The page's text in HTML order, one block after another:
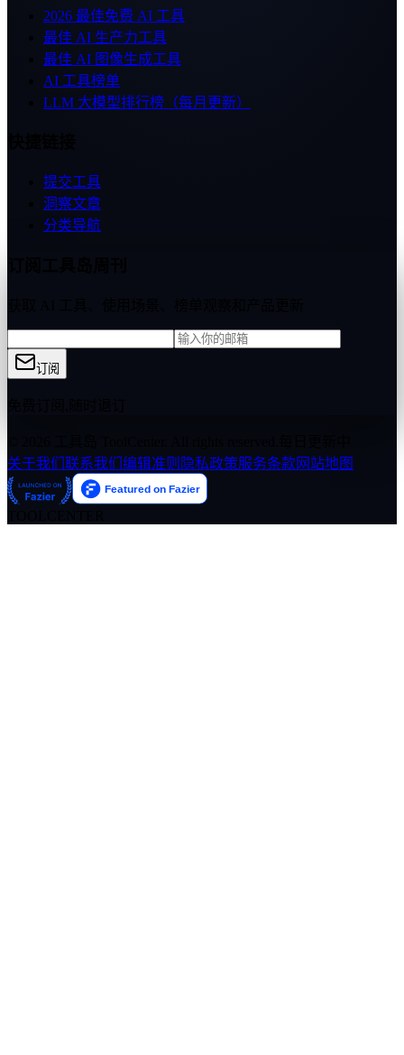
2026 最佳免费 AI 工具
最佳 AI 生产力工具
最佳 AI 图像生成工具
AI 工具榜单
LLM 大模型排行榜（每月更新）
提交工具
洞察文章
分类导航
订阅
关于我们 联系我们 编辑准则 隐私政策服务条款网站地图